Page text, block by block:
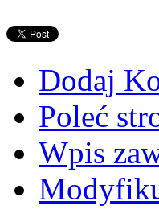
Dodaj
Poleć
Wpis